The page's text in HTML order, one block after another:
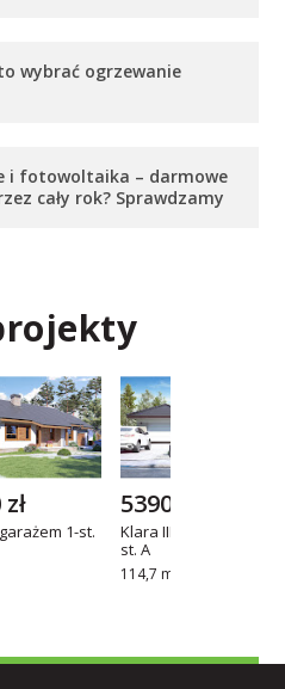
wybrać ogrzewanie
i fotowoltaika – darmowe
cały rok? Sprawdzamy
1-st.
Klara III z garażem 1-
st. A
114,7 m²
5390 zł